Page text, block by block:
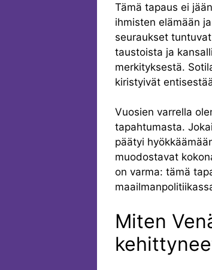
Tämä tapaus ei
ihmisten elämään
seuraukset
taustoista ja
merkityksestä.
kiristyivät
Vuosien varrella
tapahtumasta.
päätyi
muodostavat
on varma: tämä
Miten